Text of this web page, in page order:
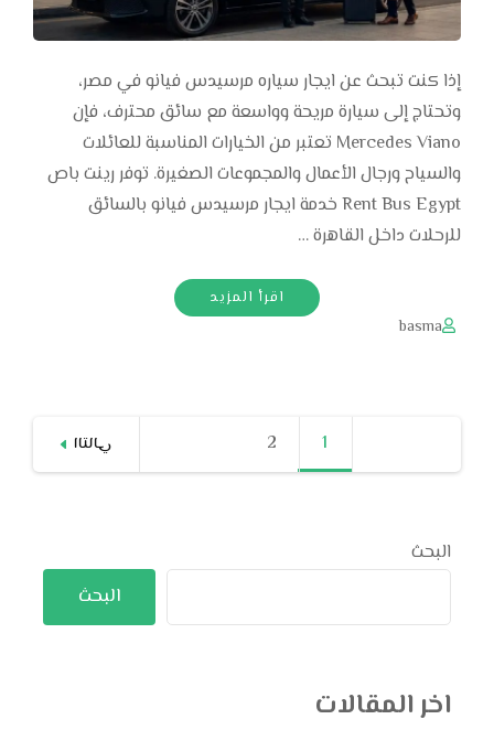
إذا كنت تبحث عن ايجار سياره مرسيدس فيانو في مصر،
وتحتاج إلى سيارة مريحة وواسعة مع سائق محترف، فإن
Mercedes Viano تعتبر من الخيارات المناسبة للعائلات
والسياح ورجال الأعمال والمجموعات الصغيرة. توفر رينت باص
Rent Bus Egypt خدمة ايجار مرسيدس فيانو بالسائق
للرحلات داخل القاهرة …
اقرأ المزيد
basma
pagination
1 صفحة2 التالي
البحث
البحث
اخر المقالات